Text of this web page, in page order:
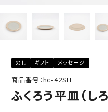
のし ギフト メッセージ
商品番号：hc-42SH
ふくろう平皿（し